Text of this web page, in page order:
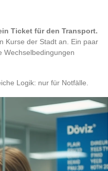
Ticket für den Transport.
Kurse der Stadt an. Ein paar
Wechselbedingungen
Logik: nur für Notfälle.